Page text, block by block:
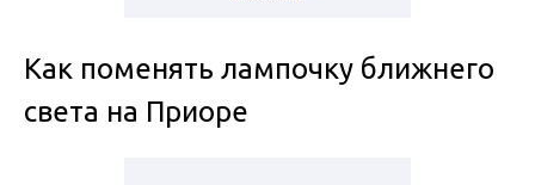
Как поменять лампочку ближнего
света на Приоре